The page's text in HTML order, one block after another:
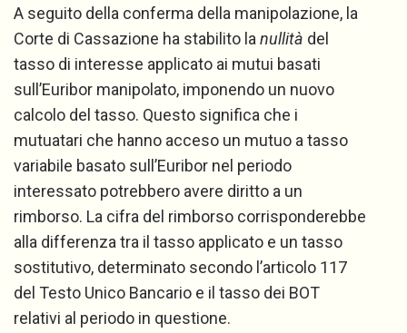
A seguito della conferma della manipolazione, la
Corte di Cassazione ha stabilito la nullità del
tasso di interesse applicato ai mutui basati
sull’Euribor manipolato, imponendo un nuovo
calcolo del tasso. Questo significa che i
mutuatari che hanno acceso un mutuo a tasso
variabile basato sull’Euribor nel periodo
interessato potrebbero avere diritto a un
rimborso. La cifra del rimborso corrisponderebbe
alla differenza tra il tasso applicato e un tasso
sostitutivo, determinato secondo l’articolo 117
del Testo Unico Bancario e il tasso dei BOT
relativi al periodo in questione.